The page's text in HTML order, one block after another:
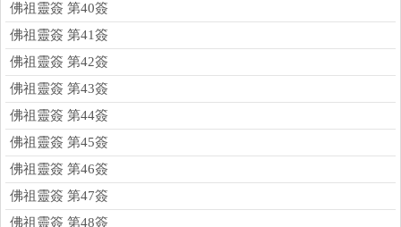
佛祖靈簽 第40簽
佛祖靈簽 第41簽
佛祖靈簽 第42簽
佛祖靈簽 第43簽
佛祖靈簽 第44簽
佛祖靈簽 第45簽
佛祖靈簽 第46簽
佛祖靈簽 第47簽
佛祖靈簽 第48簽